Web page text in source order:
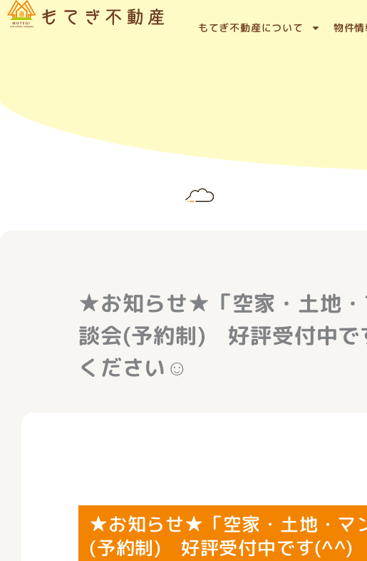
内
容
プ
もてぎ不動産について 物件情
★お知らせ★「空家・土地・
談会(予約制) 好評受付中
ください☺
★お知らせ★「空家・土地・マ
(予約制) 好評受付中です(^^)